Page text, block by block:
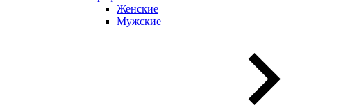
Женские
Мужские